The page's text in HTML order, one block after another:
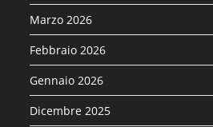
Marzo 2026
Febbraio 2026
Gennaio 2026
Dicembre 2025